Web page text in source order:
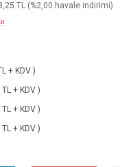
TL (%2,00 havale indirimi)
+ KDV )
+ KDV )
+ KDV )
+ KDV )